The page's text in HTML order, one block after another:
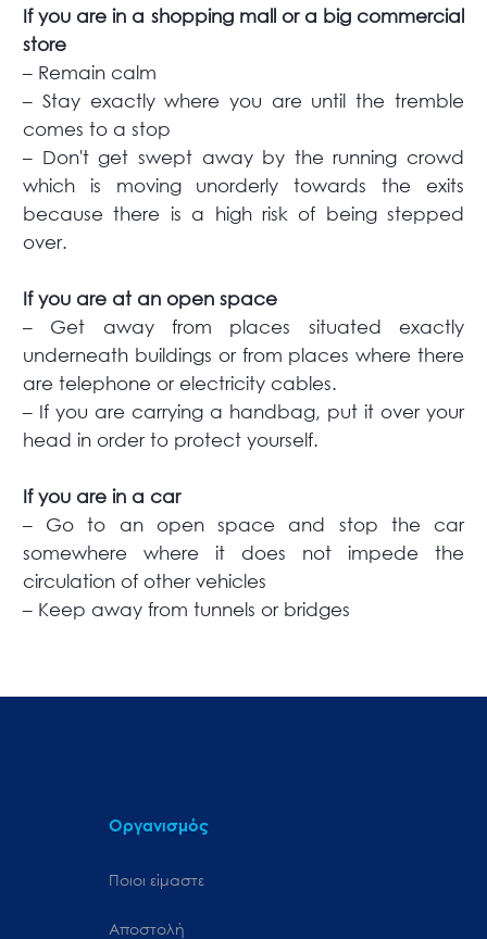
If you are in a shopping mall or a big commercial
store
– Remain calm
– Stay exactly where you are until the tremble
comes to a stop
– Don't get swept away by the running crowd
which is moving unorderly towards the exits
because there is a high risk of being stepped
over.
If you are at an open space
– Get away from places situated exactly
underneath buildings or from places where there
are telephone or electricity cables.
– If you are carrying a handbag, put it over your
head in order to protect yourself.
If you are in a car
– Go to an open space and stop the car
somewhere where it does not impede the
circulation of other vehicles
– Keep away from tunnels or bridges
Οργανισμός
Ποιοι είμαστε
Αποστολή